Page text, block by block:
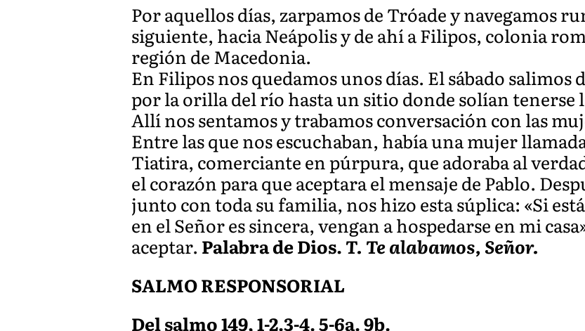
Por aquellos días, zarpamos de Tróade y navegamos
siguiente, hacia Neápolis y de ahí a Filipos, colonia
región de Macedonia.
En Filipos nos quedamos unos días. El sábado salimos
por la orilla del río hasta un sitio donde solían tenerse
Allí nos sentamos y trabamos conversación con las
Entre las que nos escuchaban, había una mujer
Tiatira, comerciante en púrpura, que adoraba al
el corazón para que aceptara el mensaje de Pablo.
junto con toda su familia, nos hizo esta súplica: «Si
en el Señor es sincera, vengan a hospedarse en mi
aceptar. Palabra de Dios.T. Te alabamos, Señor.
SALMO RESPONSORIAL
Del salmo 149, 1-2.3-4. 5-6a. 9b.